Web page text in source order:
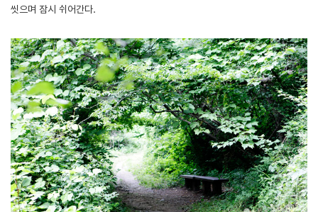
씻으며 잠시 쉬어간다.